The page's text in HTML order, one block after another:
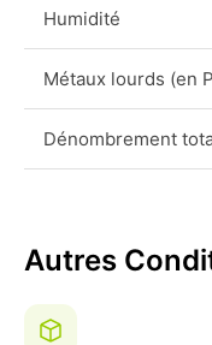
Humidité
Métaux lourds (en
Dénombrement
Autres